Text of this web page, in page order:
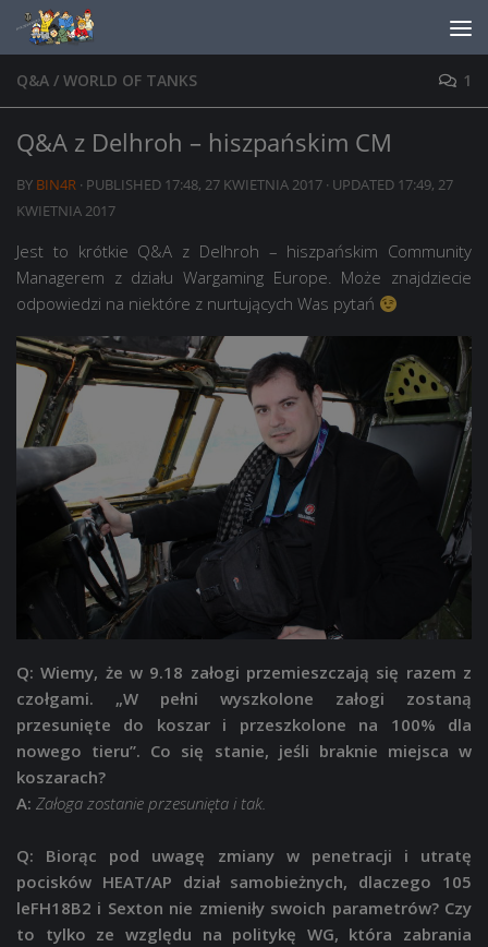
Skip to content
Q&A / WORLD OF TANKS 1
Q&A z Delhroh – hiszpańskim CM
BY BIN4R · PUBLISHED 17:48, 27 KWIETNIA 2017 · UPDATED 17:49, 27
KWIETNIA 2017
Jest to krótkie Q&A z Delhroh – hiszpańskim Community
Managerem z działu Wargaming Europe. Może znajdziecie
odpowiedzi na niektóre z nurtujących Was pytań
Q: Wiemy, że w 9.18 załogi przemieszczają się razem z
czołgami. „W pełni wyszkolone załogi zostaną
przesunięte do koszar i przeszkolone na 100% dla
nowego tieru”. Co się stanie, jeśli braknie miejsca w
koszarach?
A: Załoga zostanie przesunięta i tak.
Q: Biorąc pod uwagę zmiany w penetracji i utratę
pocisków HEAT/AP dział samobieżnych, dlaczego 105
leFH18B2 i Sexton nie zmieniły swoich parametrów? Czy
to tylko ze względu na politykę WG, która zabrania